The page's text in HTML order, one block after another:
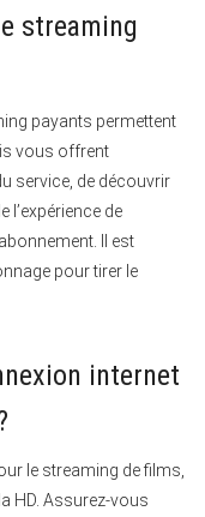
streaming
payants permettent
vous offrent
service, de découvrir
l’expérience de
Il est
pour tirer le
internet
le streaming de films,
HD. Assurez-vous